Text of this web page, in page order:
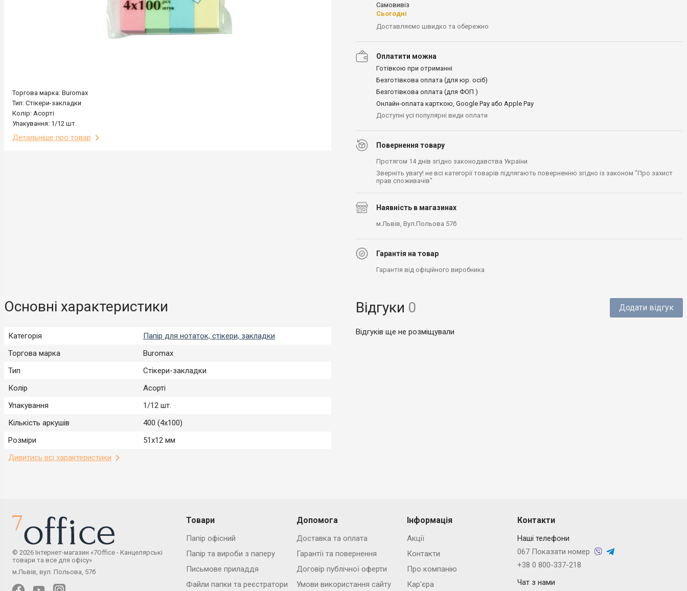
Торгова марка: Buromax
Тип: Стікери-закладки
Колір: Асорті
Упакування: 1/12 шт.
Детальніше про товар
Самовивіз
Сьогодні
Доставляємо швидко та обережно
Оплатити можна
Готівкою при отриманні
Безготівкова оплата (для юр. осіб)
Безготівкова оплата (для ФОП )
Онлайн-оплата карткою, Google Pay або Apple Pay
Доступні усі популярні види оплати
Повернення товару
Протягом 14 днів згідно законодавства України
Зверніть увагу! не всі категорії товарів підлягають поверненню згідно із законом "Про захист
прав споживачів"
Наявність в магазинах
м.Львів, Вул.Польова 57б
Гарантія на товар
Гарантія від офіційного виробника
Основні характеристики
Категорія
Папір для нотаток, стікери, закладки
Торгова марка
Buromax
Тип
Стікери-закладки
Колір
Асорті
Упакування
1/12 шт.
Кількість аркушів
400 (4х100)
Розміри
51х12 мм
Дивитись всі характеристики
Відгуки 0 Додати відгук
Відгуків ще не розміщували
Товари
Папір офісний
Папір та вироби з паперу
Письмове приладдя
Файли папки та реєстратори
Допомога
Доставка та оплата
Гарантії та повернення
Договір публічної оферти
Умови використання сайту
Інформація
Акції
Контакти
Про компанію
Кар'єра
Контакти
Наші телефони
067 Показати номер
+38 0 800-337-218
Чат з нами
© 2026 Інтернет-магазин «7Office - Канцелярські
товари та все для офісу»
м.Львів, вул. Польова, 57б